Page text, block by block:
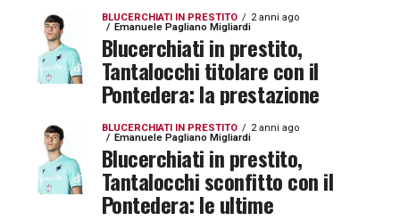
BLUCERCHIATI IN PRESTITO
2 anni ago
Emanuele Pagliano Migliardi
Blucerchiati in prestito,
Tantalocchi titolare con il
Pontedera: la prestazione
BLUCERCHIATI IN PRESTITO
2 anni ago
Emanuele Pagliano Migliardi
Blucerchiati in prestito,
Tantalocchi sconfitto con il
Pontedera: le ultime